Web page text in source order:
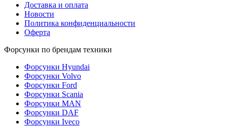
Доставка и оплата
Новости
Политика конфиденциальности
Оферта
Форсунки по брендам техники
Форсунки Hyundai
Форсунки Volvo
Форсунки Ford
Форсунки Scania
Форсунки MAN
Форсунки DAF
Форсунки Iveco